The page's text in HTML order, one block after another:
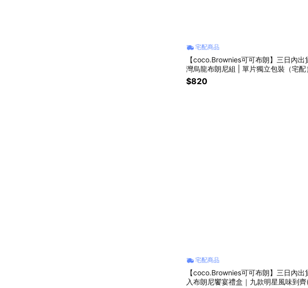
宅配商品
【coco.Brownies可可布朗】三日內出
灣烏龍布朗尼組 | 單片獨立包裝（宅配
$820
宅配商品
【coco.Brownies可可布朗】三日內出
入布朗尼饗宴禮盒｜九款明星風味到